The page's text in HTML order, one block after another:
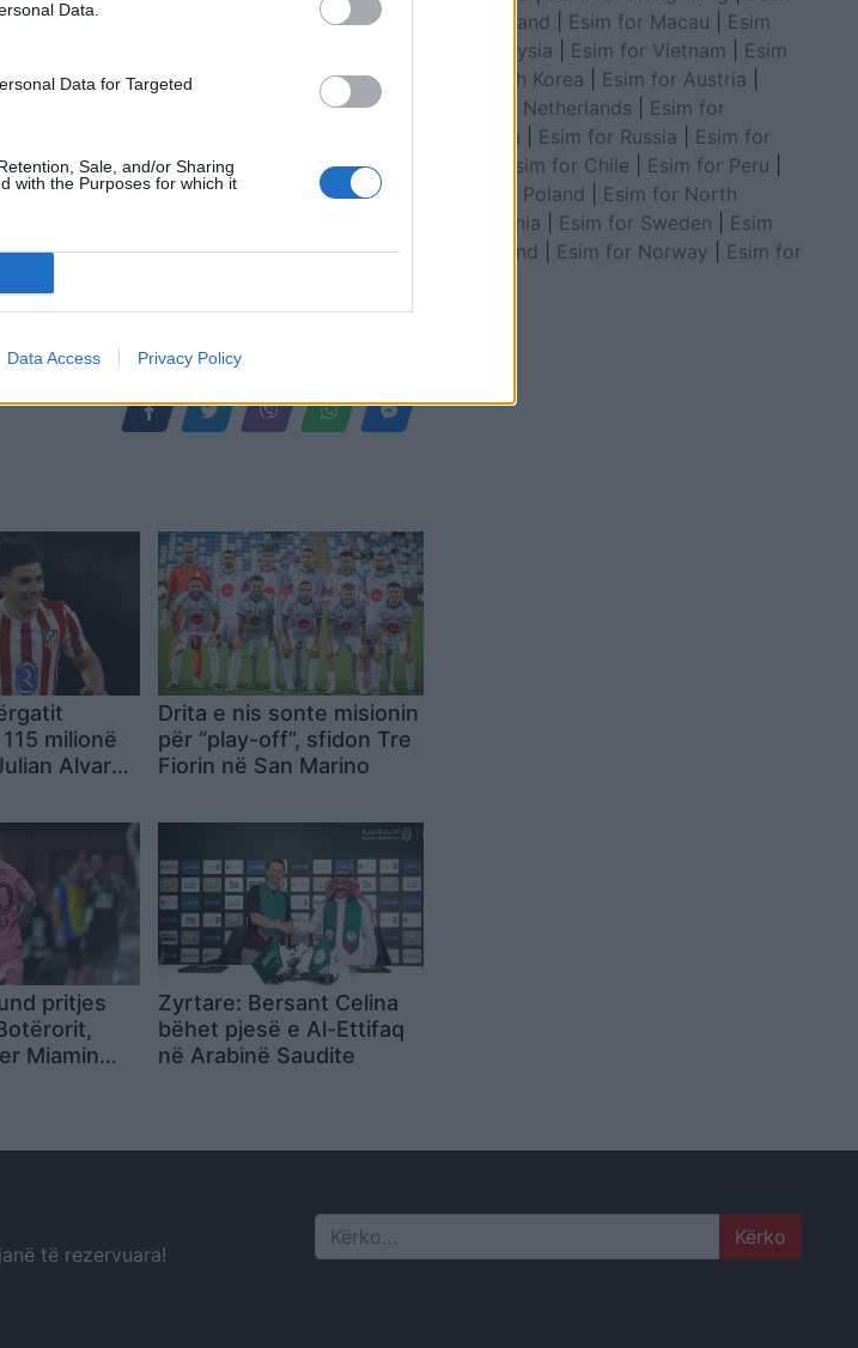
Data.
Data for Targeted
Sale, and/or Sharing
with the Purposes for which it
Data Access Privacy Policy
milionë
Alvarez
Drita e nis sonte misionin
për “play-off”, sfidon Tre
Fiorin në San Marino
pritjes
Miamin
Zyrtare: Bersant Celina
bëhet pjesë e Al-Ettifaq
në Arabinë Saudite
for Thailand
Esim for Macau
Esim
for Malaysia
Esim for Vietnam
Esim
for South Korea
Esim for Austria
Esim for Netherlands
Esim for
Australia
Esim for Russia
Esim for
Esim for Chile Esim for Peru
Esim for Poland
Esim for North
Macedonia
Esim for Sweden
Esim
for Finland
Esim for Norway
Esim for
të rezervuara! Search